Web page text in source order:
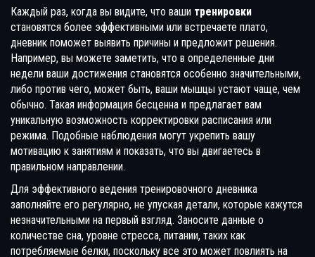
Каждый раз, когда вы видите, что ваши тренировки
становятся более эффективными или встречаете плато,
дневник поможет выявить причины и предложит решения.
Например, вы можете заметить, что в определенные дни
недели ваши достижения становятся особенно значительными,
либо против чего, может быть, ваши мышцы устают чаще, чем
обычно. Такая информация бесценна и предлагает вам
уникальную возможность корректировки расписания или
режима. Подобные наблюдения могут укрепить вашу
мотивацию к занятиям и показать, что вы двигаетесь в
правильном направлении.
Для эффективного ведения тренировочного дневника
заполняйте его регулярно, не упуская детали, которые кажутся
незначительными на первый взгляд. Заносите данные о
количестве сна, уровне стресса, питании, таких как
потребляемые белки, поскольку все это может повлиять на